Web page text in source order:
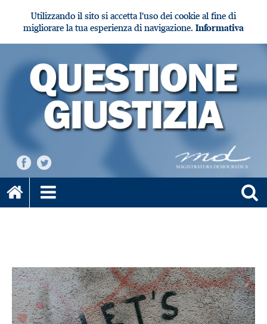
Utilizzando il sito si accetta l'uso dei cookie al fine di
migliorare la tua esperienza di navigazione. Informativa